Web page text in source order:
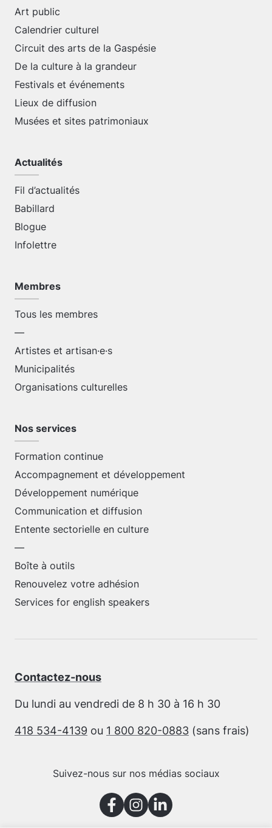
Art public
Calendrier culturel
Circuit des arts de la Gaspésie
De la culture à la grandeur
Festivals et événements
Lieux de diffusion
Musées et sites patrimoniaux
Actualités
Fil d’actualités
Babillard
Blogue
Infolettre
Membres
Tous les membres
—
Artistes et artisan·e·s
Municipalités
Organisations culturelles
Nos services
Formation continue
Accompagnement et développement
Développement numérique
Communication et diffusion
Entente sectorielle en culture
—
Boîte à outils
Renouvelez votre adhésion
Services for english speakers
Contactez-nous
Du lundi au vendredi de 8 h 30 à 16 h 30
418 534-4139 ou 1 800 820-0883 (sans frais)
Suivez-nous sur nos médias sociaux